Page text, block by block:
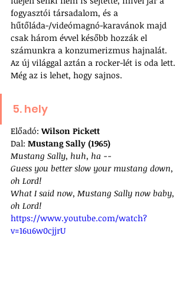
fogyasztói társadalom, és a
hűtőláda-/videómagnó-karavánok majd
csak három évvel később hozzák el
számunkra a konzumerizmus hajnalát.
Az új világgal aztán a rocker-lét is oda lett.
Még az is lehet, hogy sajnos.
5. hely
Előadó: Wilson Pickett
Dal: Mustang Sally (1965)
Mustang Sally, huh, ha --
Guess you better slow your mustang down,
oh Lord!
What I said now, Mustang Sally now baby,
oh Lord!
https://www.youtube.com/watch?
v=16u6w0cjjrU